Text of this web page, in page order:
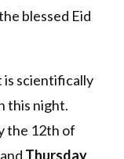
blessed Eid
is scientifically
this night.
the 12th of
Thursday